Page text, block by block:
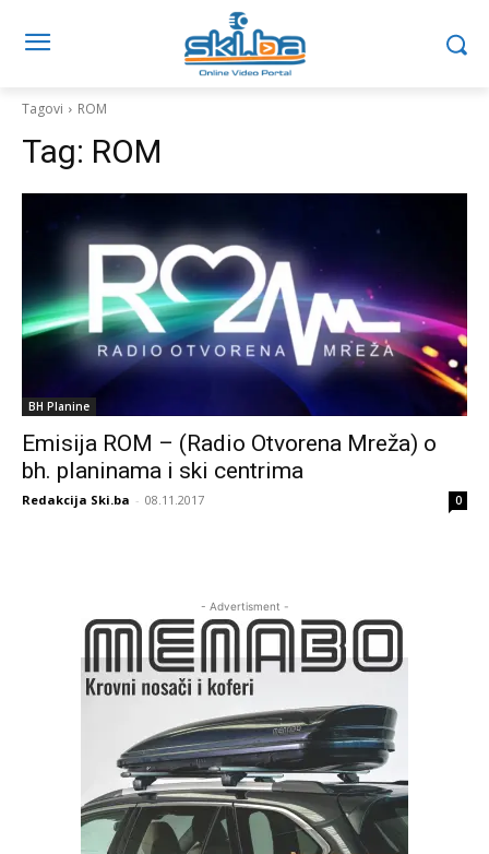
Tagovi ROM
Tag: ROM
BH Planine
Emisija ROM – (Radio Otvorena Mreža) o
bh. planinama i ski centrima
Redakcija Ski.ba - 08.11.2017 0
- Advertisment -